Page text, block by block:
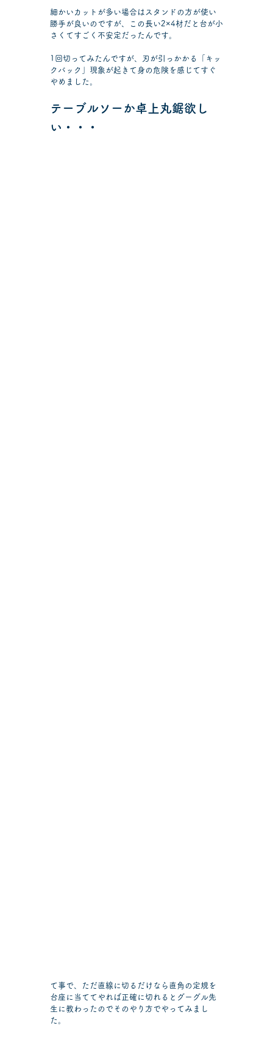
細かいカットが多い場合はスタンドの方が使い
勝手が良いのですが、この長い2×4材だと台が小
さくてすごく不安定だったんです。
1回切ってみたんですが、刃が引っかかる「キッ
クバック」現象が起きて身の危険を感じてすぐ
やめました。
テーブルソーか卓上丸鋸欲し
い・・・
て事で、ただ直線に切るだけなら直角の定規を
台座に当ててやれば正確に切れるとグーグル先
生に教わったのでそのやり方でやってみまし
た。